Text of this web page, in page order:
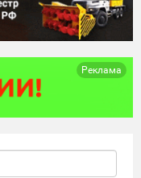
Реклама